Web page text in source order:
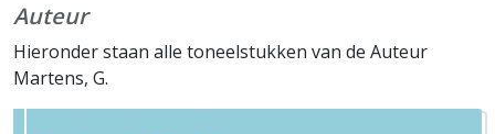
Auteur
Hieronder staan alle toneelstukken van de Auteur
Martens, G.